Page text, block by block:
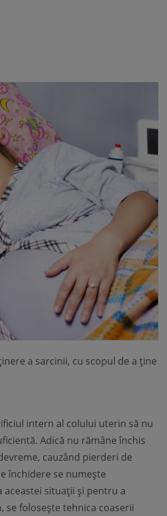
a sarcinii, cu scopul de a ține
intern al colului uterin să nu
Adică nu rămâne închis
cauzând pierderi de
închidere se numește
situații și pentru a
se folosește tehnica coaserii